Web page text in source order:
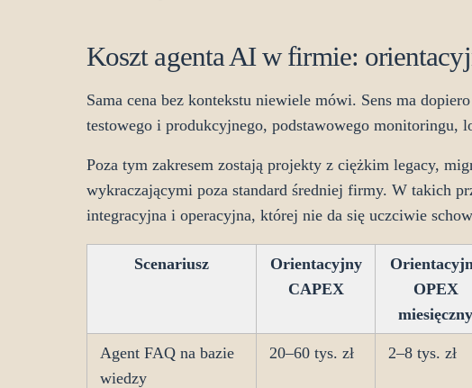
Koszt agenta AI w firmie:
Sama cena bez kontekstu niewiele mówi. Sens ma
testowego i produkcyjnego, podstawowego monitoringu,
Poza tym zakresem zostają projekty z ciężkim legacy,
wykraczającymi poza standard średniej firmy. W takich
integracyjna i operacyjna, której nie da się uczciwie
Scenariusz
Orientacyjny
CAPEX
OPEX
miesięczny
Agent FAQ na bazie
wiedzy
20–60 tys. zł 2–8 tys. zł